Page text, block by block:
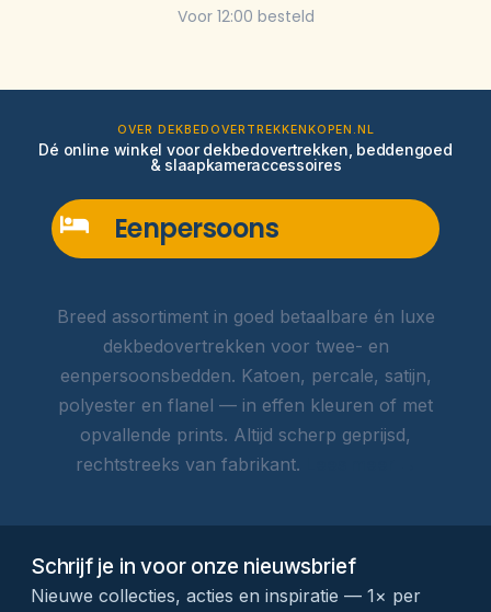
Voor 12:00 besteld
OVER DEKBEDOVERTREKKENKOPEN.NL
Dé online winkel voor dekbedovertrekken, beddengoed
& slaapkameraccessoires
Eenpersoons
Breed assortiment in goed betaalbare én luxe
dekbedovertrekken voor twee- en
eenpersoonsbedden. Katoen, percale, satijn,
polyester en flanel — in effen kleuren of met
opvallende prints. Altijd scherp geprijsd,
rechtstreeks van fabrikant.
Schrijf je in voor onze nieuwsbrief
Nieuwe collecties, acties en inspiratie — 1× per